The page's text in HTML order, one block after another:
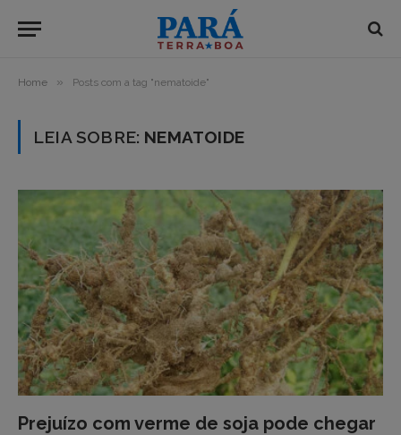
Home » Posts com a tag "nematoide"
LEIA SOBRE: NEMATOIDE
Prejuízo com verme de soja pode chegar